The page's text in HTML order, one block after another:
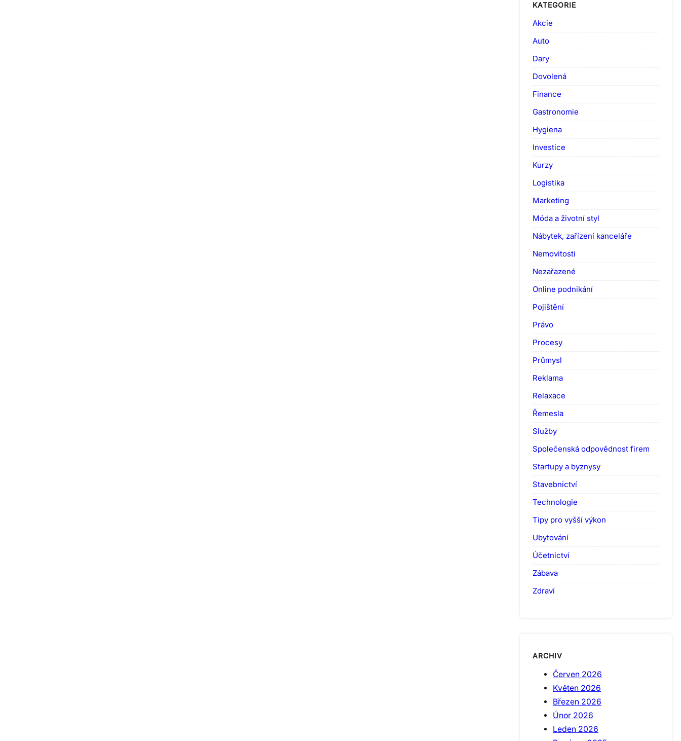
KATEGORIE
Akcie
Auto
Dary
Dovolená
Finance
Gastronomie
Hygiena
Investice
Kurzy
Logistika
Marketing
Móda a životní styl
Nábytek, zařízení kanceláře
Nemovitosti
Nezařazené
Online podnikání
Pojištění
Právo
Procesy
Průmysl
Reklama
Relaxace
Řemesla
Služby
Společenská odpovědnost firem
Startupy a byznysy
Stavebnictví
Technologie
Tipy pro vyšší výkon
Ubytování
Účetnictví
Zábava
Zdraví
ARCHIV
Červen 2026
Květen 2026
Březen 2026
Únor 2026
Leden 2026